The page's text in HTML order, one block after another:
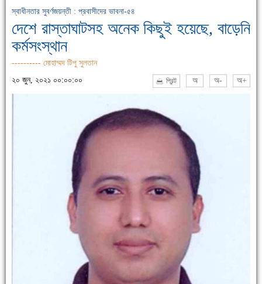
স্বাধীনতার সুবর্ণজয়ন্তী : প্রবাসীদের ভাবনা-৫৪
দেশে রাস্তাঘাটসহ অনেক কিছুই হয়েছে, বাড়েনি
কর্মসংস্থান
---------- মোহাম্মদ টিপু সুলতান
২০ জুন, ২০২১ ০০:০০:০০
প্রিন্ট অ অ- অ+